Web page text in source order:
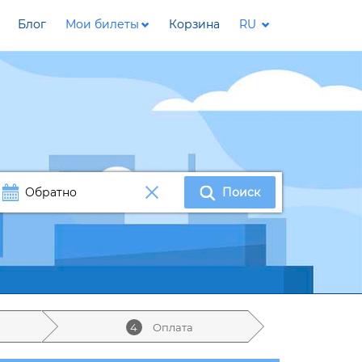
Блог Мои билеты Корзина RU
Поиск
4 Оплата